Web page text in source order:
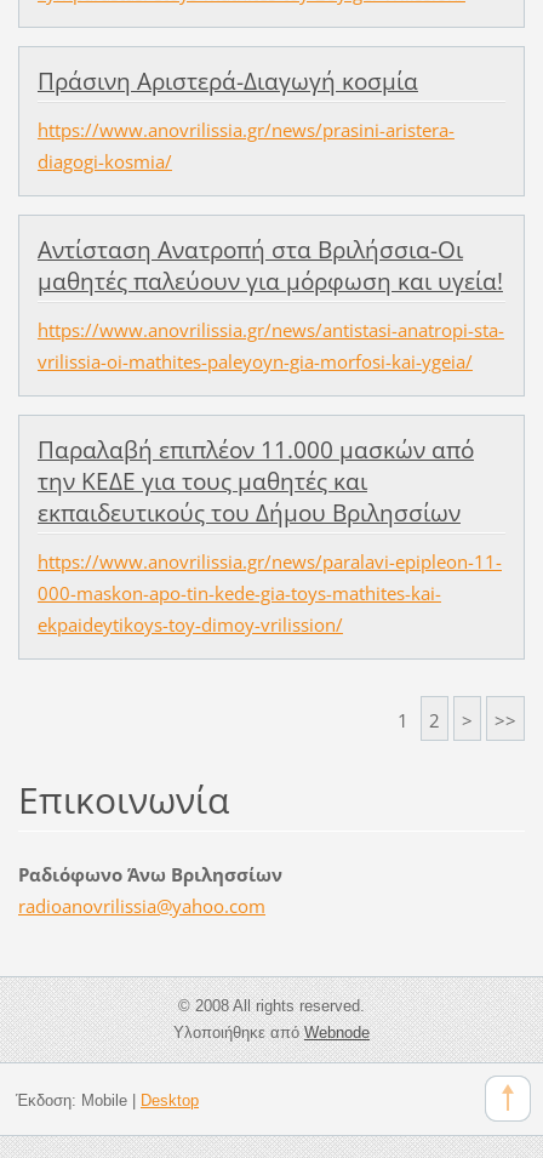
Πράσινη Αριστερά-Διαγωγή κοσμία
https://www.anovrilissia.gr/news/prasini-aristera-
diagogi-kosmia/
Αντίσταση Ανατροπή στα Βριλήσσια-Οι
μαθητές παλεύουν για μόρφωση και υγεία!
https://www.anovrilissia.gr/news/antistasi-anatropi-sta-
vrilissia-oi-mathites-paleyoyn-gia-morfosi-kai-ygeia/
Παραλαβή επιπλέον 11.000 μασκών από
την ΚΕΔΕ για τους μαθητές και
εκπαιδευτικούς του Δήμου Βριλησσίων
https://www.anovrilissia.gr/news/paralavi-epipleon-11-
000-maskon-apo-tin-kede-gia-toys-mathites-kai-
ekpaideytikoys-toy-dimoy-vrilission/
1 2 > >>
Επικοινωνία
Ραδιόφωνο Άνω Βριλησσίων
radioanovrilissia@yahoo.com
© 2008 All rights reserved.
Υλοποιήθηκε απόWebnode
Έκδοση: Mobile| Desktop